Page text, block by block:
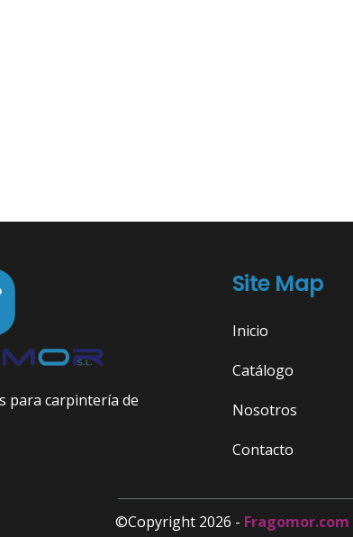
para carpintería de
Site Map
Inicio
Catálogo
Nosotros
Contacto
©Copyright 2026 - Fragomor.com